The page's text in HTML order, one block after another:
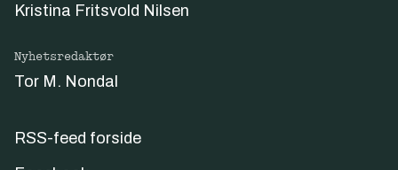
Kristina Fritsvold Nilsen
Nyhetsredaktør
Tor M. Nondal
RSS-feed forside